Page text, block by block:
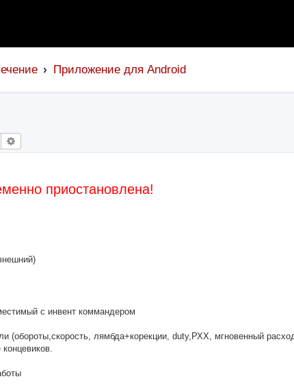
Приложение для Android
Search
приостановлена!
с инвент коммандером
(обороты,скорость, лямбда+корекции, duty,РХХ, мгновенный